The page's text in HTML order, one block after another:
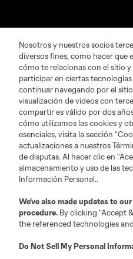
Sobre Campeones Cup
Historia
Noticias
Calendario y Boletos
Términos de servicio
©2026 Soccer United
Nosotros y nuestros socios
diversos fines, como hacer que
cómo te relacionas con el sitio
participar en ciertas
continuar navegando por el
visualización de videos con
compartir es válido por dos
cómo utilizamos las cookies y
esenciales, visita la sección
actualizaciones a nuestros
de disputas. Al hacer clic en
almacenamiento y uso de las
Información Personal..
We’ve also made updates to our
procedure. By clicking “Accept
the referenced technologies
Do Not Sell My Personal